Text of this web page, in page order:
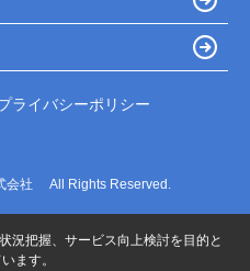
ライバシーポリシー
会社 All Rights Reserved.
況把握、サービス向上検討を目的と
ます。